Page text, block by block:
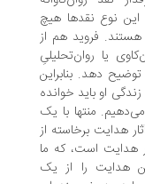
نقدها هیچ
فروید هم از
روان‌تحلیلیِ
بنابراین
باید خوانده
منتها با یک
برخاسته از
است، که ما
را از یک